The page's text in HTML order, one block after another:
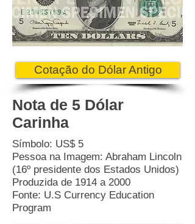
Cotação do Dólar Antigo
Nota de 5 Dólar
Carinha
Símbolo: US$ 5
Pessoa na Imagem: Abraham Lincoln
(16º presidente dos Estados Unidos)
Produzida de 1914 a 2000
Fonte: U.S Currency Education
Program